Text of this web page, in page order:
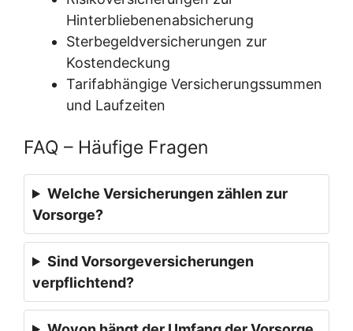
Hinterbliebenenabsicherung
Sterbegeldversicherungen zur
Kostendeckung
Tarifabhängige Versicherungssummen
und Laufzeiten
FAQ – Häufige Fragen
Welche Versicherungen zählen zur
Vorsorge?
Sind Vorsorgeversicherungen
verpflichtend?